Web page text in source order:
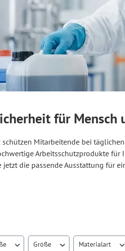
für Mensch
Mitarbeitende bei
Arbeitsschutzprodukte für
jetzt die passende Ausstattung für
Größe Materialart